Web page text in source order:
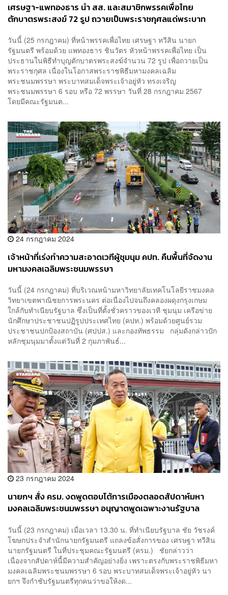
เศรษฐา-แพทองธาร นำ สส. และสมาชิกพรรคเพื่อไทย
ตักบาตรพระสงฆ์ 72 รูป ถวายเป็นพระราชกุศลแด่พระบาท
วันนี้ (25 กรกฎาคม) ที่หน้าพรรคเพื่อไทย เศรษฐา ทวีสิน นายก
รัฐมนตรี พร้อมด้วย แพทองธาร ชินวัตร หัวหน้าพรรคเพื่อไทย เป็น
ประธานในพิธีทำบุญตักบาตรพระสงฆ์จำนวน 72 รูป เพื่อถวายเป็น
พระราชกุศล เนื่องในโอกาสพระราชพิธีมหามงคลเฉลิม
พระชนมพรรษา พระบาทสมเด็จพระเจ้าอยู่หัว ทรงเจริญ
พระชนมพรรษา 6 รอบ หรือ 72 พรรษา วันที่ 28 กรกฎาคม 2567
โดยมีคณะรัฐมนต...
24 กรกฎาคม 2024
เจ้าหน้าที่เร่งทำความสะอาดเวทีผู้ชุมนุม คปท. คืนพื้นที่จัดงาน
มหามงคลเฉลิมพระชนมพรรษา
วันนี้ (24 กรกฎาคม) ที่บริเวณหน้ามหาวิทยาลัยเทคโนโลยีราชมงคล
วิทยาเขตพาณิชยการพระนคร ต่อเนื่องไปจนถึงคลองผดุงกรุงเกษม
ใกล้กับทำเนียบรัฐบาล ซึ่งเป็นที่ตั้งชั่วคราวของเวที ชุมนุม เครือข่าย
นักศึกษาประชาชนปฏิรูปประเทศไทย (คปท.) พร้อมด้วยศูนย์รวม
ประชาชนปกป้องสถาบัน (ศปปส.) และกองทัพธรรม กลุ่มดังกล่าวปัก
หลักชุมนุมมาตั้งแต่วันที่ 2 กุมภาพันธ์...
23 กรกฎาคม 2024
นายกฯ สั่ง ครม. งดพูดตอบโต้การเมืองตลอดสัปดาห์มหา
มงคลเฉลิมพระชนมพรรษา อนุญาตพูดเฉพาะงานรัฐบาล
วันนี้ (23 กรกฎาคม) เมื่อเวลา 13.30 น. ที่ทำเนียบรัฐบาล ชัย วัชรงค์
โฆษกประจำสำนักนายกรัฐมนตรี แถลงข้อสั่งการของ เศรษฐา ทวีสิน
นายกรัฐมนตรี ในที่ประชุมคณะรัฐมนตรี (ครม.) ชัยกล่าวว่า
เนื่องจากสัปดาห์นี้มีความสำคัญอย่างยิ่ง เพราะตรงกับพระราชพิธีมหา
มงคลเฉลิมพระชนมพรรษา 6 รอบ พระบาทสมเด็จพระเจ้าอยู่หัว นา
ยกฯ จึงกำชับรัฐมนตรีทุกคนว่าขอให้งด...